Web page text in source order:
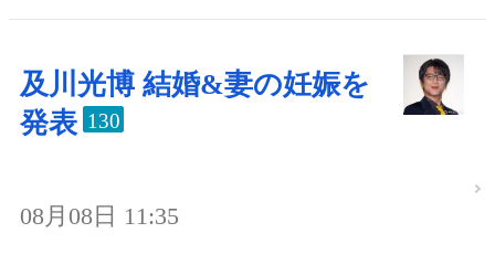
及川光博 結婚&妻の妊娠を
発表 130
08月08日 11:35